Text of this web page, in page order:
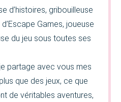
d’histoires, gribouilleuse
Games, joueuse
du jeu sous toutes ses
partage avec vous mes
que des jeux, ce que
de véritables aventures,